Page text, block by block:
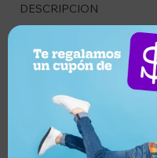
DESCRIPCION
La Pera Punching Ball
Profesional es una
mejorar tu velocidad,
física. Diseñada para
intensivo en casa, esta
entrenamientos
muñecas y core,
cada repetición.